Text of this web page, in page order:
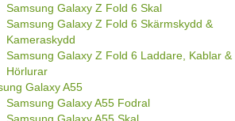
Samsung Galaxy Z Fold 6 Skal
Samsung Galaxy Z Fold 6 Skärmskydd &
Kameraskydd
Samsung Galaxy Z Fold 6 Laddare, Kablar &
Hörlurar
Galaxy A55
Samsung Galaxy A55 Fodral